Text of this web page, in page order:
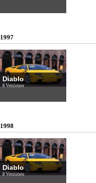
1997
Diablo
8 Versiones
1998
Diablo
8 Versiones